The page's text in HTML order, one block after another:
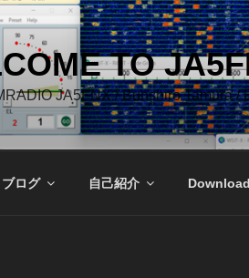
TO
JA5FNX / Bunshiro Tamura /
ブログ 自己紹介